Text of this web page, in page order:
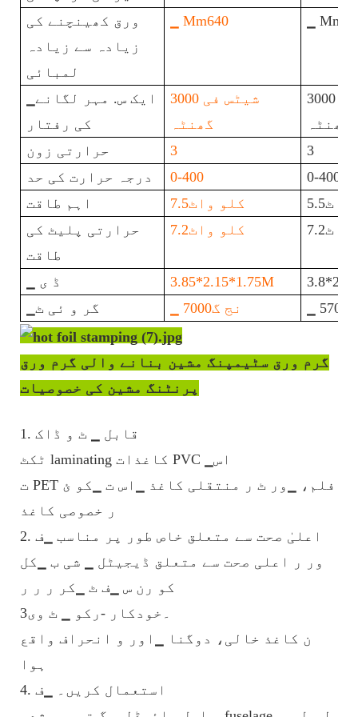
ورق کھینچنے کی
زیادہ سے زیادہ
لمبائی
▁ Mm640 ▁
کی رفتار
3000 شیٹس فی
گھنٹہ
3000 شیٹس فی
گھنٹہ
حرارتی زون
3
3
درجہ حرارت کی حد
0-400
0-400
اہم طاقت
کلو واٹ7.5
حرارتی پلیٹ کی
طاقت
کلو واٹ7.2
▁ ڈ ی 3.85*2.15*1.75M
▁گر و ئی ٹ
▁ نج گ7000
گرم ورق سٹیمپنگ مشین بنانے والی گرم ورق
پرنٹنگ مشین کی خصوصیات
1. قابل ▁ ٹ و ڈاک
ٹکٹ laminating کاغذات PVC ▁اس
ت PET فلم، ▁ور ٹ ر منتقلی کاغذ ▁اس ت ▁کو ئ
ر خصوصی کاغذ
2. اعلیٰ صحت سے متعلق خاص طور پر مناسب ▁ف
ور ر اعلی صحت سے متعلق ڈیجیٹل ▁ شی ب ▁کل
3۔خودکار -رکو ▁ ٹ وی
ن کاغذ خالی، دوگنا ▁اور و انحراف واقع
ہوا
4. استعمال کریں۔ ▁ف